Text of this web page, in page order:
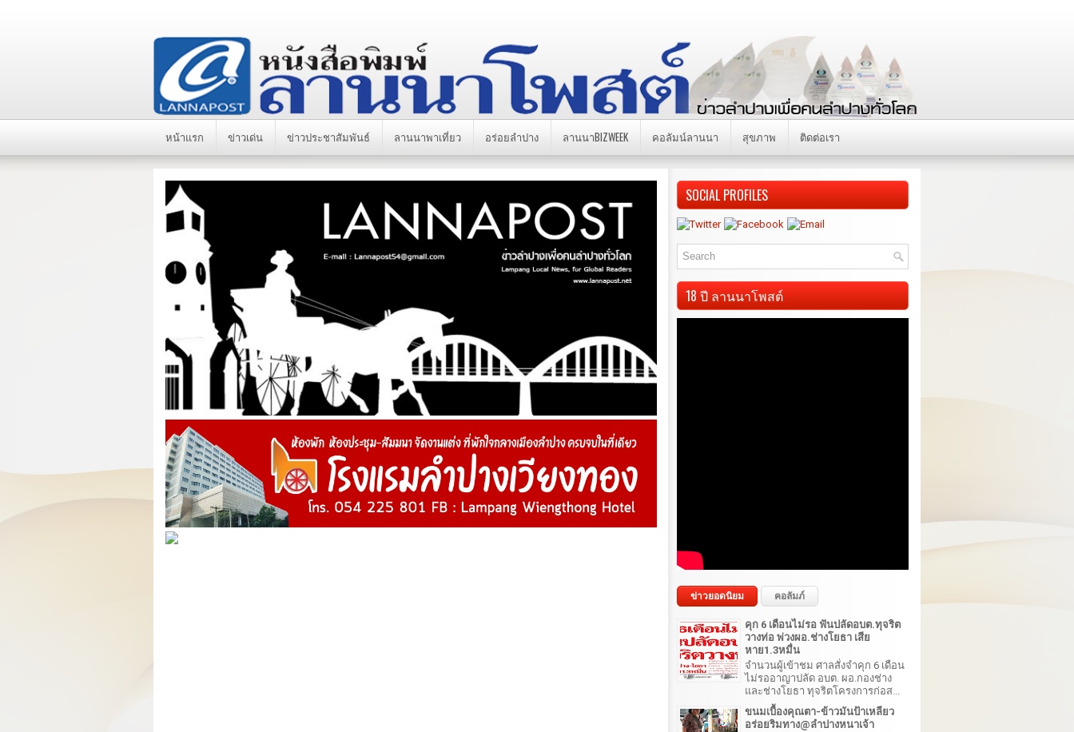
หน้าแรก ข่าวเด่น ข่าวประชาสัมพันธ์ ลานนาพาเที่ยว อร่อยลำปาง ลานนาBIZWEEK คอลัมน์ลานนา สุขภาพ ติดต่อเรา
SOCIAL PROFILES
18 ปี ลานนาโพสต์
ข่าวยอดนิยม คอลัมภ์
คุก 6 เดือนไม่รอ ฟันปลัดอบต.ทุจริต
วางท่อ พ่วงผอ.ช่างโยธา เสีย
หาย1.3หมื่น
จำนวนผู้เข้าชม ศาลสั่งจำคุก 6 เดือน
ไม่รออาญาปลัด อบต. ผอ.กองช่าง
และช่างโยธา ทุจริตโครงการก่อส...
ขนมเบื้องคุณตา-ข้าวมันป้าเหลียว
อร่อยริมทาง@ลำปางหนาเจ้า